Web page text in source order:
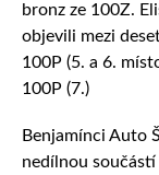
bronz ze 100Z.
objevili mezi
100P (5. a 6.
100P (7.)
Benjamínci Auto
nedílnou